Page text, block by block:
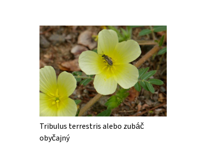
Tribulus terrestris alebo zubáč
obyčajný